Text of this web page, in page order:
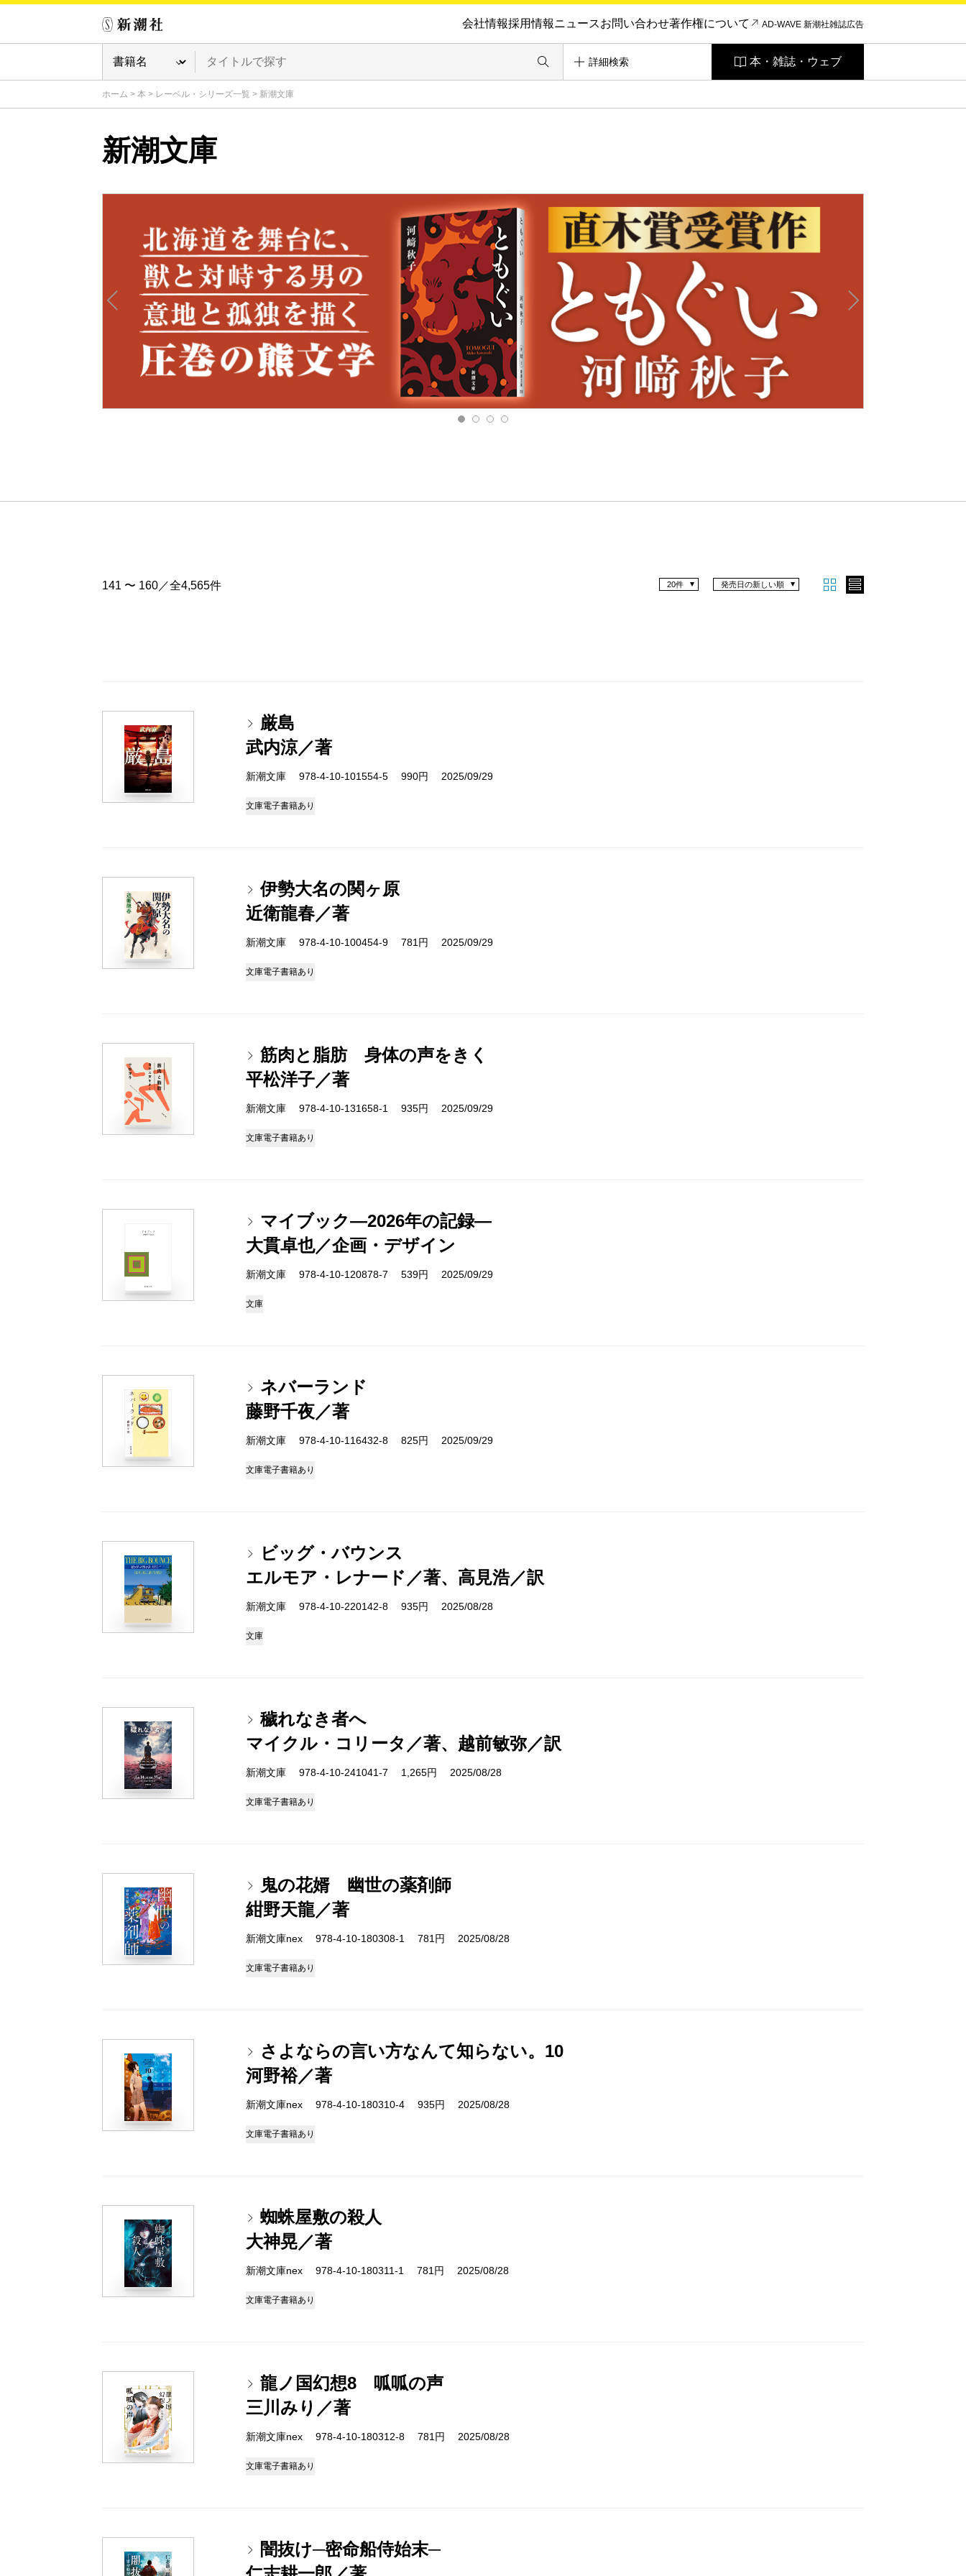
会社情報採用情報ニュースお問い合わせ著作権について AD-WAVE 新潮社雑誌広告
詳細検索 本・雑誌・ウェブ
ホーム > 本 > レーベル・シリーズ一覧 > 新潮文庫
新潮文庫
141 〜 160／全4,565件 発売日の新しい順
20件
厳島
武内涼／著
新潮文庫 978-4-10-101554-5 990円 2025/09/29
文庫電子書籍あり
伊勢大名の関ヶ原
近衛龍春／著
新潮文庫 978-4-10-100454-9 781円 2025/09/29
文庫電子書籍あり
筋肉と脂肪 身体の声をきく
平松洋子／著
新潮文庫 978-4-10-131658-1 935円 2025/09/29
文庫電子書籍あり
マイブック―2026年の記録―
大貫卓也／企画・デザイン
新潮文庫 978-4-10-120878-7 539円 2025/09/29
文庫
ネバーランド
藤野千夜／著
新潮文庫 978-4-10-116432-8 825円 2025/09/29
文庫電子書籍あり
ビッグ・バウンス
エルモア・レナード／著、高見浩／訳
新潮文庫 978-4-10-220142-8 935円 2025/08/28
文庫
穢れなき者へ
マイクル・コリータ／著、越前敏弥／訳
新潮文庫 978-4-10-241041-7 1,265円 2025/08/28
文庫電子書籍あり
鬼の花婿 幽世の薬剤師
紺野天龍／著
新潮文庫nex 978-4-10-180308-1 781円 2025/08/28
文庫電子書籍あり
さよならの言い方なんて知らない。10
河野裕／著
新潮文庫nex 978-4-10-180310-4 935円 2025/08/28
文庫電子書籍あり
蜘蛛屋敷の殺人
大神晃／著
新潮文庫nex 978-4-10-180311-1 781円 2025/08/28
文庫電子書籍あり
龍ノ国幻想8 呱呱の声
三川みり／著
新潮文庫nex 978-4-10-180312-8 781円 2025/08/28
文庫電子書籍あり
闇抜け─密命船侍始末─